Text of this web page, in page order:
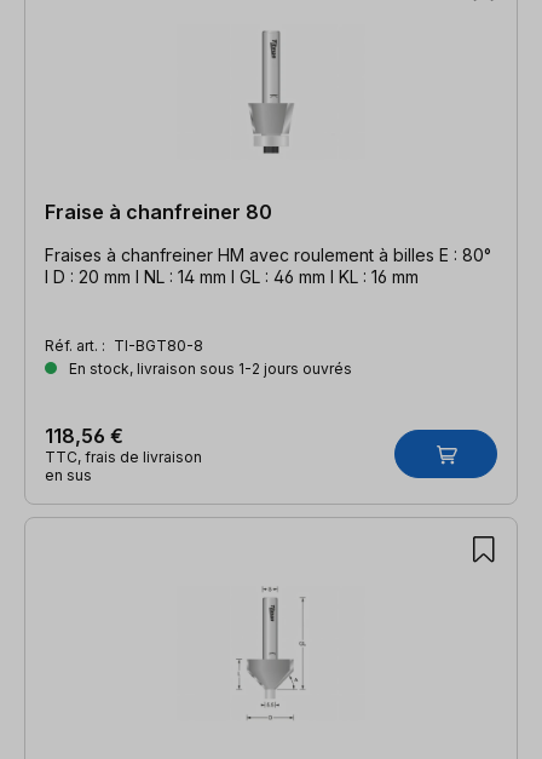
Fraise à chanfreiner 80
Fraises à chanfreiner HM avec roulement à billes E : 80°
l D : 20 mm l NL : 14 mm l GL : 46 mm l KL : 16 mm
Réf. art. : TI-BGT80-8
En stock, livraison sous 1-2 jours ouvrés
118,56 €
TTC, frais de livraison
en sus